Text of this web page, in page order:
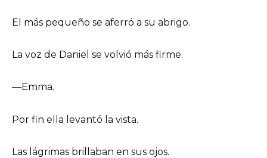
El más pequeño se aferró a su abrigo.
La voz de Daniel se volvió más firme.
—Emma.
Por fin ella levantó la vista.
Las lágrimas brillaban en sus ojos.